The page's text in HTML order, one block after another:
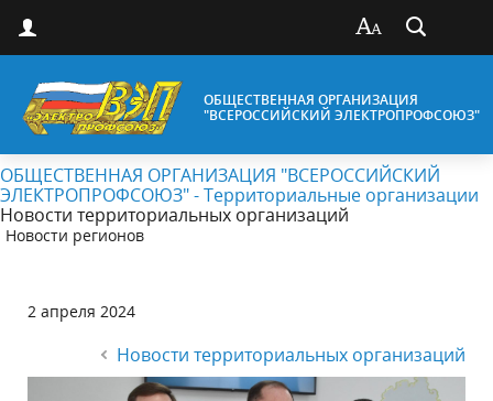
ОБЩЕСТВЕННАЯ ОРГАНИЗАЦИЯ
"ВСЕРОССИЙСКИЙ ЭЛЕКТРОПРОФСОЮЗ"
ОБЩЕСТВЕННАЯ ОРГАНИЗАЦИЯ "ВСЕРОССИЙСКИЙ
ЭЛЕКТРОПРОФСОЮЗ" - Территориальные организации
Новости территориальных организаций
Новости регионов
2 апреля 2024
Новости территориальных организаций